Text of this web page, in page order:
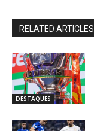
RELATED ARTICLES
DESTAQUES